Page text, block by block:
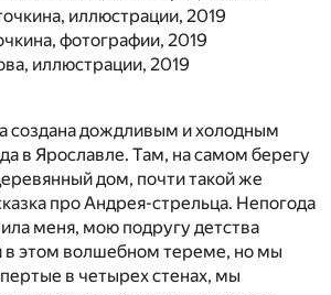
иллюстрации, 2019
фотографии, 2019
иллюстрации, 2019
создана дождливым и холодным
в Ярославле. Там, на самом берегу
дом, почти такой же
про Андрея-стрельца. Непогода
меня, мою подругу детства
в этом волшебном тереме, но мы
в четырех стенах, мы